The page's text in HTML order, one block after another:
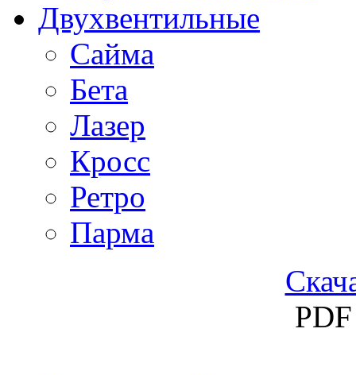
Двухвентильные
Сайма
Бета
Лазер
Кросс
Ретро
Парма